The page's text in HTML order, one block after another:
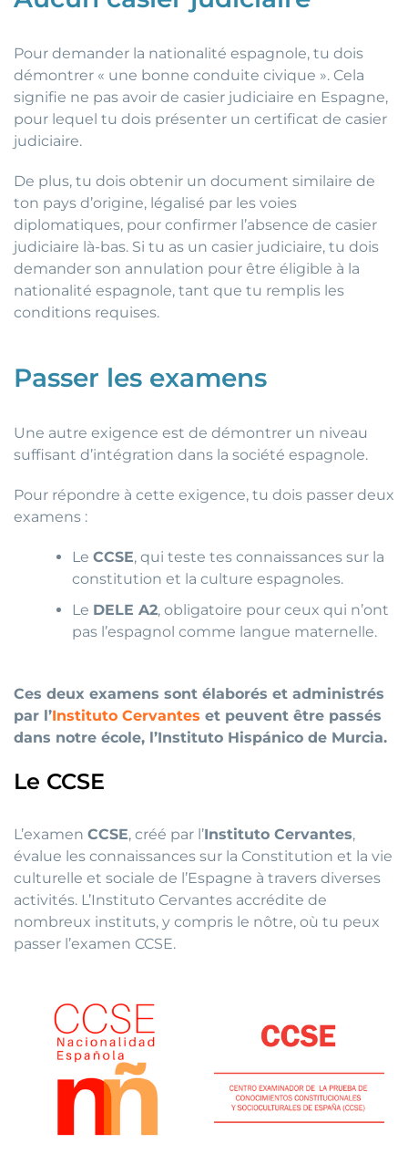
Pour demander la nationalité espagnole, tu dois
démontrer « une bonne conduite civique ». Cela
signifie ne pas avoir de casier judiciaire en Espagne,
pour lequel tu dois présenter un certificat de casier
judiciaire.
De plus, tu dois obtenir un document similaire de
ton pays d’origine, légalisé par les voies
diplomatiques, pour confirmer l’absence de casier
judiciaire là-bas. Si tu as un casier judiciaire, tu dois
demander son annulation pour être éligible à la
nationalité espagnole, tant que tu remplis les
conditions requises.
Passer les examens
Une autre exigence est de démontrer un niveau
suffisant d’intégration dans la société espagnole.
Pour répondre à cette exigence, tu dois passer deux
examens :
LeCCSE, qui teste tes connaissances sur la
constitution et la culture espagnoles.
Le DELE A2, obligatoire pour ceux qui n’ont
pas l’espagnol comme langue maternelle.
Ces deux examens sont élaborés et administrés
par l’Instituto Cervantes et peuvent être passés
dans notre école, l’Instituto Hispánico de Murcia.
Le CCSE
L’examen CCSE, créé par l’Instituto Cervantes,
évalue les connaissances sur la Constitution et la vie
culturelle et sociale de l’Espagne à travers diverses
activités. L’Instituto Cervantes accrédite de
nombreux instituts, y compris le nôtre, où tu peux
passer l’examen CCSE.